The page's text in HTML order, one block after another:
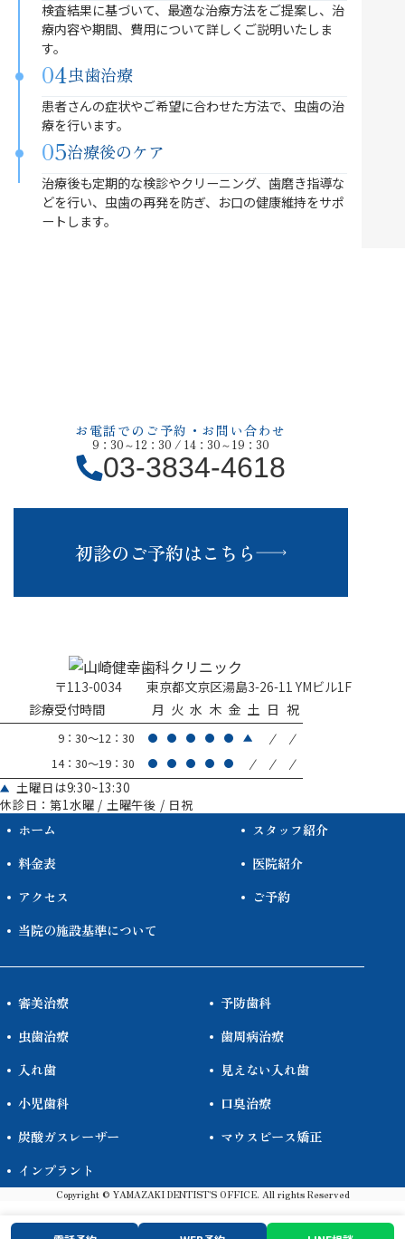
検査結果に基づいて、最適な治療方法をご提案し、治
療内容や期間、費用について詳しくご説明いたしま
す。
04虫歯治療
患者さんの症状やご希望に合わせた方法で、虫歯の治
療を行います。
05治療後のケア
治療後も定期的な検診やクリーニング、歯磨き指導な
どを行い、虫歯の再発を防ぎ、お口の健康維持をサポ
ートします。
お電話でのご予約・お問い合わせ
9：30～12：30 / 14：30～19：30
03-3834-4618
初診のご予約はこちら
〒113-0034
東京都文京区湯島3-26-11 YMビル1F
診療受付時間
月 火 水 木 金 土 日 祝
9：30～12：30 / /
14：30～19：30 / / /
土曜日は9:30~13:30
休診日：第1水曜 / 土曜午後 / 日祝
ホーム
スタッフ紹介
料金表
医院紹介
アクセス
ご予約
当院の施設基準について
審美治療
予防歯科
虫歯治療
歯周病治療
入れ歯
見えない入れ歯
小児歯科
口臭治療
炭酸ガスレーザー
マウスピース矯正
インプラント
Copyright © YAMAZAKI DENTIST'S OFFICE. All rights Reserved